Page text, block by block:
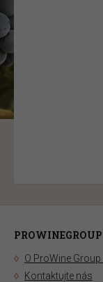
PROWINEGROUP
O ProWine Group
Kontaktujte nás